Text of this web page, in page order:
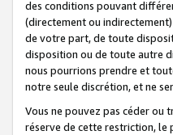
des conditions pouvant
(directement ou
de votre part, de toute
disposition ou de toute autre
nous pourrions prendre et
notre seule discrétion, et ne
Vous ne pouvez pas céder ou
réserve de cette restriction, le